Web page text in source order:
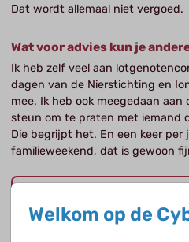
Dat wordt allemaal niet vergoed.
Wat voor advies kun je
Ik heb zelf veel aan
dagen van de Nierstichting en
mee. Ik heb ook meegedaan
steun om te praten met iemand
Die begrijpt het. En een keer per
familieweekend, dat is gewoon
Welkom op de